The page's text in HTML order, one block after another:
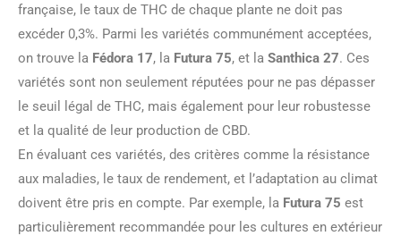
française, le taux de THC de chaque plante ne doit pas
excéder 0,3%. Parmi les variétés communément acceptées,
on trouve la Fédora 17, la Futura 75, et la Santhica 27. Ces
variétés sont non seulement réputées pour ne pas dépasser
le seuil légal de THC, mais également pour leur robustesse
et la qualité de leur production de CBD.
En évaluant ces variétés, des critères comme la résistance
aux maladies, le taux de rendement, et l’adaptation au climat
doivent être pris en compte. Par exemple, la Futura 75 est
particulièrement recommandée pour les cultures en extérieur